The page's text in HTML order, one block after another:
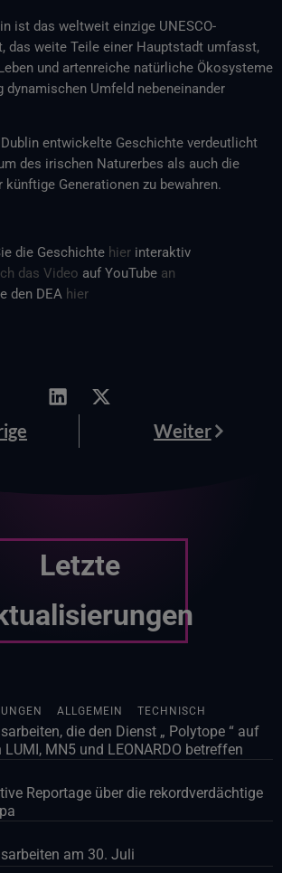
ist das weltweit einzige UNESCO-
das weite Teile einer Hauptstadt umfasst,
und artenreiche natürliche Ökosysteme
dynamischen Umfeld nebeneinander
entwickelte Geschichte verdeutlicht
des irischen Naturerbes als auch die
Generationen zu bewahren.
die Geschichte hierinteraktiv
das Video auf YouTube an
den DEA hier
WeiterWeiter
Letzte
ALLGEMEIN TECHNISCH
die den Dienst „ Polytope “ auf
MN5 und LEONARDO betreffen
Reportage über die rekordverdächtige
am 30. Juli